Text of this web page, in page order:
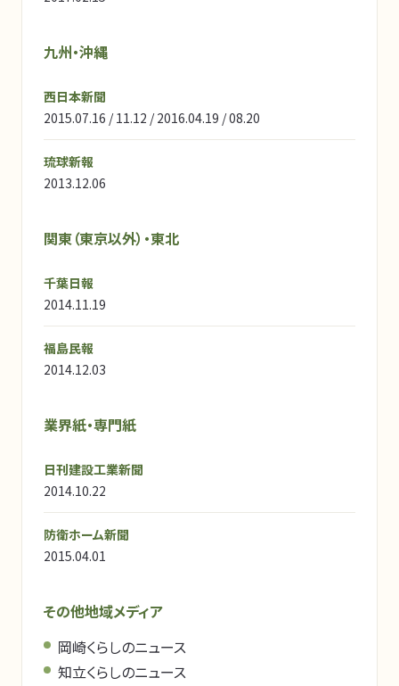
九州・沖縄
西日本新聞
2015.07.16 / 11.12 / 2016.04.19 / 08.20
琉球新報
2013.12.06
関東（東京以外）・東北
千葉日報
2014.11.19
福島民報
2014.12.03
業界紙・専門紙
日刊建設工業新聞
2014.10.22
防衛ホーム新聞
2015.04.01
その他地域メディア
岡崎くらしのニュース
知立くらしのニュース